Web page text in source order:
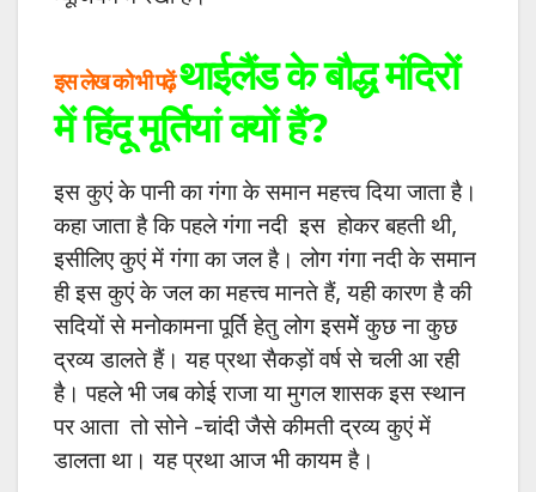
इस लेख को भी पढ़ेंथाईलैंड के बौद्ध मंदिरों
में हिंदू मूर्तियां क्यों हैं?
इस कुएं के पानी का गंगा के समान महत्त्व दिया जाता है।
कहा जाता है कि पहले गंगा नदी इस होकर बहती थी,
इसीलिए कुएं में गंगा का जल है। लोग गंगा नदी के समान
ही इस कुएं के जल का महत्त्व मानते हैं, यही कारण है की
सदियों से मनोकामना पूर्ति हेतु लोग इसमेें कुछ ना कुछ
द्रव्य डालते हैं। यह प्रथा सैकड़ों वर्ष से चली आ रही
है। पहले भी जब कोई राजा या मुगल शासक इस स्थान
पर आता तो सोने -चांदी जैसे कीमती द्रव्य कुएं में
डालता था। यह प्रथा आज भी कायम है।